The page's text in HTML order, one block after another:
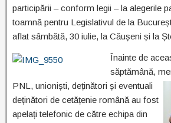
participării – conform legii – la alegerile
toamnă pentru Legislativul de la
aflat sâmbătă, 30 iulie, la Căușeni și la
Înainte de
săptămână,
PNL, unioniști, deținători și eventuali
deținători de cetățenie română au fost
apelați telefonic de către echipa din